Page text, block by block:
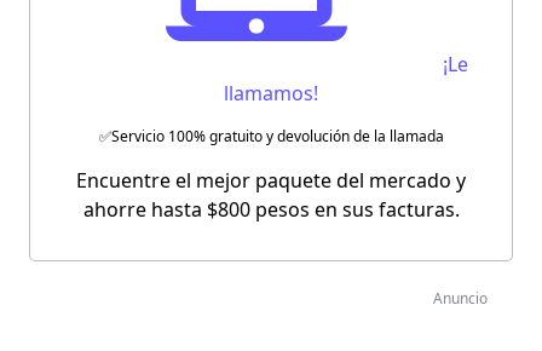
¡Le
llamamos!
✅Servicio 100% gratuito y devolución de la llamada
Encuentre el mejor paquete del mercado y
ahorre hasta $800 pesos en sus facturas.
Anuncio